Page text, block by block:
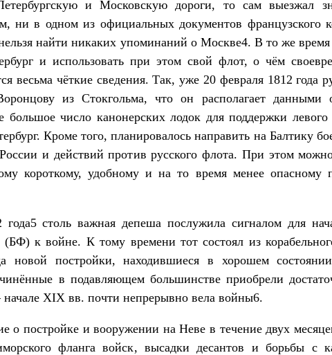
и Московскую дороги, то сам выезжал
ни в одном из официальных документов французского
найти никаких упоминаний о Москве4. В то же
и использовать при этом свой флот, о чём
весьма чёткие сведения. Так, уже 20 февраля 1812 года
из Стокгольма, что он располагает данными
большое число канонерских лодок для поддержки левого
Кроме того, планировалось направить на Балтику
и действий против русского флота. При этом
короткому, удобному и на то время менее опасному
столь важная депеша послужила сигналом для
(БФ) к войне. К тому времени тот состоял из
постройки, находившиеся в хорошем
в подавляющем большинстве приобрели
XIX вв. почти непрерывно вела войны6.
о постройке и вооружении на Неве в течение двух
фланга войск, высадки десантов и борьбы с